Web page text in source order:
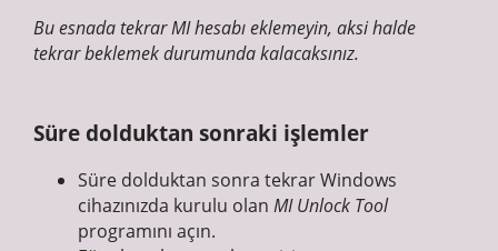
Bu esnada tekrar MI hesabı eklemeyin, aksi halde
tekrar beklemek durumunda kalacaksınız.
Süre dolduktan sonraki işlemler
Süre dolduktan sonra tekrar Windows
cihazınızda kurulu olan MI Unlock Tool
programını açın.